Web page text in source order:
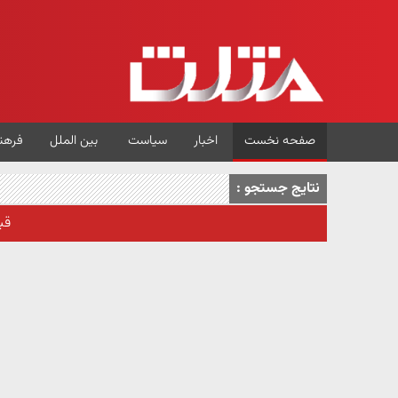
صفحه نخست اخبار سیاست بین الملل
نتایج جستجو :